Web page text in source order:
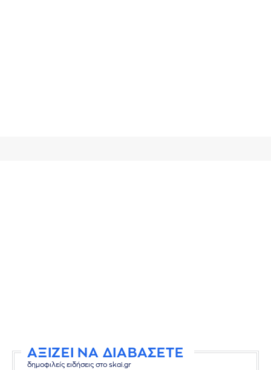
ΑΞΙΖΕΙ ΝΑ ΔΙΑΒΑΣΕΤΕ
δημοφιλείς ειδήσεις στο skai.gr